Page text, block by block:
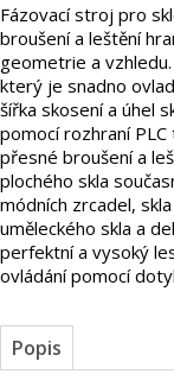
Fázovací stroj pro
broušení a leštění
geometrie a
který je snadno
šířka skosení a úhel
pomocí rozhraní
přesné broušení a
plochého skla
módních zrcadel,
uměleckého skla a
perfektní a vysoký
ovládání pomocí
Popis